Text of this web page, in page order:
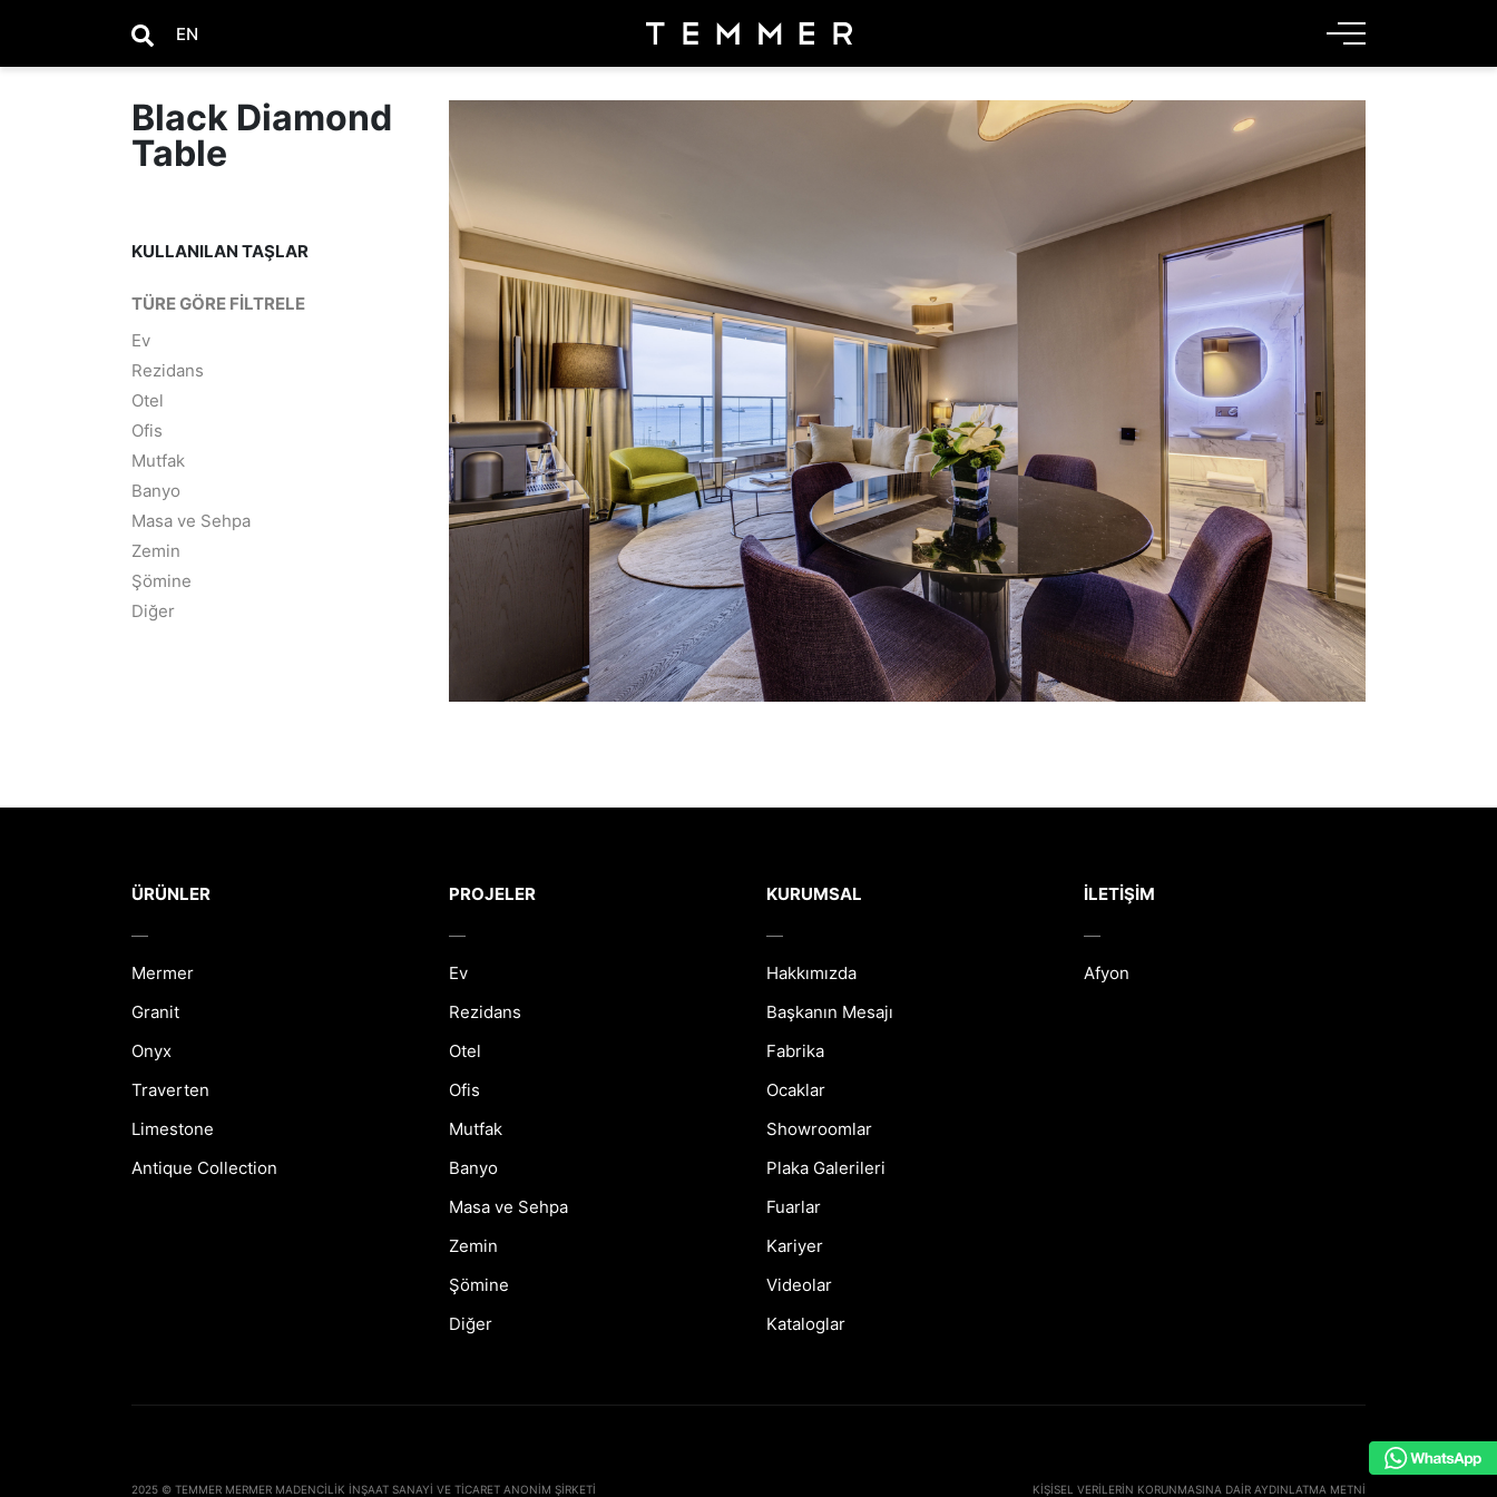
EN
Black Diamond
Table
KULLANILAN TAŞLAR
TÜRE GÖRE FILTRELE
Ev
Rezidans
Otel
Ofis
Mutfak
Banyo
Masa ve Sehpa
Zemin
Şömine
Diğer
ÜRÜNLER
Mermer
Granit
Onyx
Traverten
Limestone
Antique Collection
PROJELER
Ev
Rezidans
Otel
Ofis
Mutfak
Banyo
Masa ve Sehpa
Zemin
Şömine
Diğer
KURUMSAL
Hakkımızda
Başkanın Mesajı
Fabrika
Ocaklar
Showroomlar
Plaka Galerileri
Fuarlar
Kariyer
Videolar
Kataloglar
İLETIŞIM
Afyon
2025 © TEMMER MERMER MADENCILIK İNŞAAT SANAYI VE TICARET ANONIM ŞIRKETI KIŞISEL VERILERIN KORUNMASINA DAIR AYDINLATMA METNI